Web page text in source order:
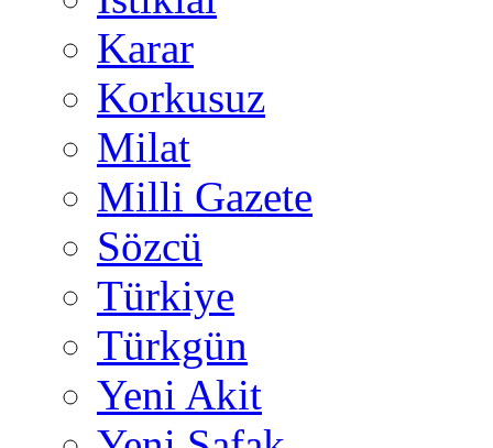
Karar
Korkusuz
Milat
Milli Gazete
Sözcü
Türkiye
Türkgün
Yeni Akit